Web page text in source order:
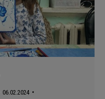
06.02.2024